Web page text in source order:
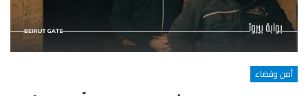
أمن وقضاء